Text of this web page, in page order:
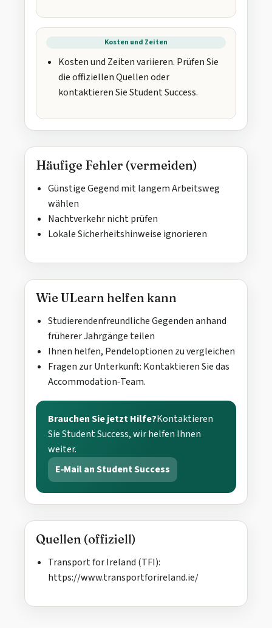
Kosten und Zeiten
Kosten und Zeiten variieren. Prüfen Sie
die offiziellen Quellen oder
kontaktieren Sie Student Success.
Häufige Fehler (vermeiden)
Günstige Gegend mit langem Arbeitsweg
wählen
Nachtverkehr nicht prüfen
Lokale Sicherheitshinweise ignorieren
Wie ULearn helfen kann
Studierendenfreundliche Gegenden anhand
früherer Jahrgänge teilen
Ihnen helfen, Pendeloptionen zu vergleichen
Fragen zur Unterkunft: Kontaktieren Sie das
Accommodation‑Team.
Brauchen Sie jetzt Hilfe?Kontaktieren
Sie Student Success, wir helfen Ihnen
weiter.
E‑Mail an Student Success
Quellen (offiziell)
Transport for Ireland (TFI):
https://www.transportforireland.ie/